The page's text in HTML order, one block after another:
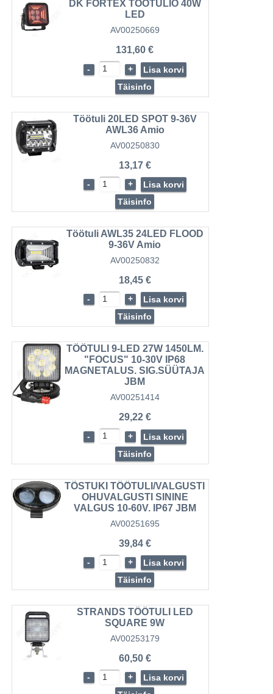
DK FORTEX TÖÖTULIO 40W
LED
AV00250669
131,60 €
- +
Lisa korvi
Täisinfo
Töötuli 20LED SPOT 9-36V
AWL36 Amio
AV00250830
13,17 €
- +
Lisa korvi
Täisinfo
Töötuli AWL35 24LED FLOOD
9-36V Amio
AV00250832
18,45 €
- +
Lisa korvi
Täisinfo
TÖÖTULI 9-LED 27W 1450LM.
"FOCUS" 10-30V IP68
MAGNETALUS. SIG.SÜÜTAJA
JBM
AV00251414
29,22 €
- +
Lisa korvi
Täisinfo
TÕSTUKI TÖÖTULI/VALGUSTI
OHUVALGUSTI SININE
VALGUS 10-60V. IP67 JBM
AV00251695
39,84 €
- +
Lisa korvi
Täisinfo
STRANDS TÖÖTULI LED
SQUARE 9W
AV00253179
60,50 €
- +
Lisa korvi